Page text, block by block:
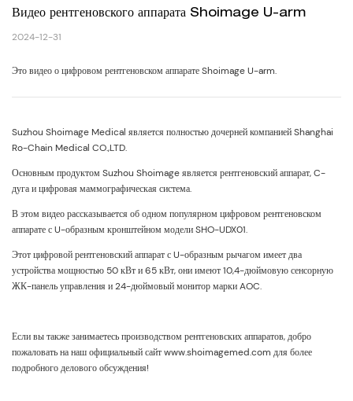
Видео рентгеновского аппарата Shoimage U-arm
2024-12-31
Это видео о цифровом рентгеновском аппарате Shoimage U-arm.
Suzhou Shoimage Medical является полностью дочерней компанией Shanghai
Ro-Chain Medical CO.,LTD.
Основным продуктом Suzhou Shoimage является рентгеновский аппарат, C-
дуга и цифровая маммографическая система.
В этом видео рассказывается об одном популярном цифровом рентгеновском
аппарате с U-образным кронштейном модели SHO-UDX01.
Этот цифровой рентгеновский аппарат с U-образным рычагом имеет два
устройства мощностью 50 кВт и 65 кВт, они имеют 10,4-дюймовую сенсорную
ЖК-панель управления и 24-дюймовый монитор марки AOC.
Если вы также занимаетесь производством рентгеновских аппаратов, добро
пожаловать на наш официальный сайт www.shoimagemed.com для более
подробного делового обсуждения!